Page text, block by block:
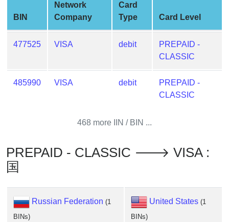
Card
Generator
Random
Generator
Credit
Card
Checker
Service
BIN
Network
Company
Card
Type
Card Level
477525 VISA debit
PREPAID -
CLASSIC
485990 VISA debit
PREPAID -
CLASSIC
468 more IIN / BIN ...
PREPAID - CLASSIC 🡒 VISA :
国
Russian Federation (1
BINs)
United States (1
BINs)